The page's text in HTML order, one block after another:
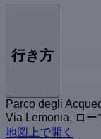
行き方
Parco degli
Via Lemonia, ロー
地図上で開く